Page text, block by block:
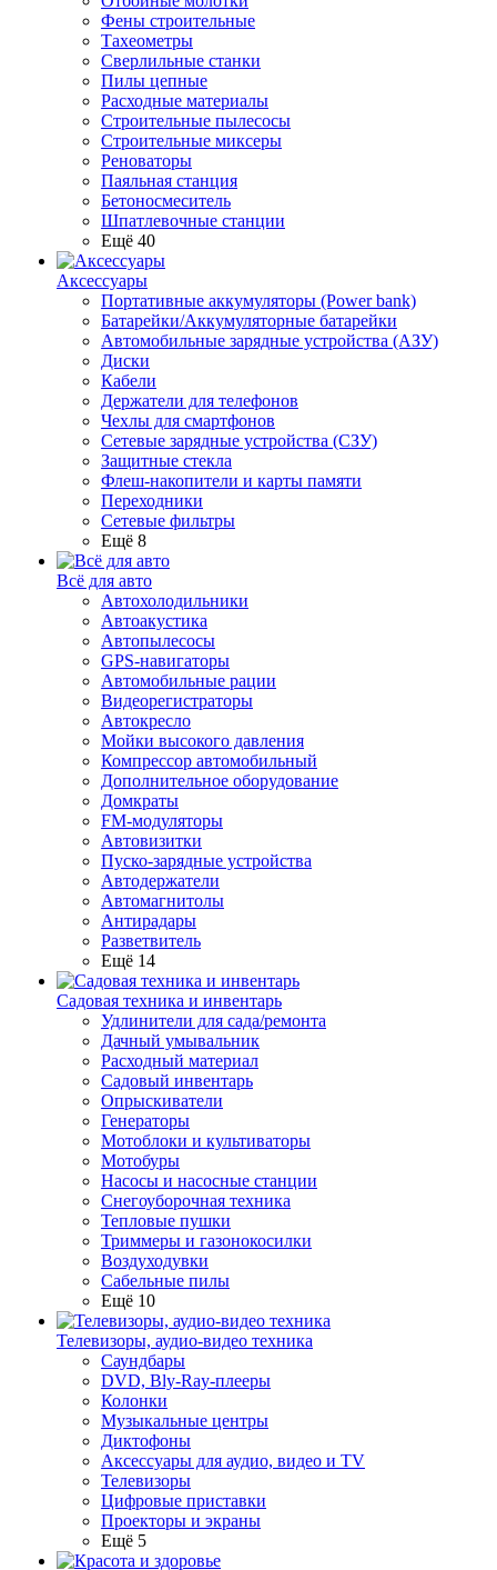
Фены строительные
Тахеометры
Сверлильные станки
Пилы цепные
Расходные материалы
Строительные пылесосы
Строительные миксеры
Реноваторы
Паяльная станция
Бетоносмеситель
Шпатлевочные станции
Ещё 40
Аксессуары
Портативные аккумуляторы (Power bank)
Батарейки/Аккумуляторные батарейки
Автомобильные зарядные устройства (АЗУ)
Диски
Кабели
Держатели для телефонов
Чехлы для смартфонов
Сетевые зарядные устройства (СЗУ)
Защитные стекла
Флеш-накопители и карты памяти
Переходники
Сетевые фильтры
Ещё 8
Всё для авто
Автохолодильники
Автоакустика
Автопылесосы
GPS-навигаторы
Автомобильные рации
Видеорегистраторы
Автокресло
Мойки высокого давления
Компрессор автомобильный
Дополнительное оборудование
Домкраты
FM-модуляторы
Автовизитки
Пуско-зарядные устройства
Автодержатели
Автомагнитолы
Антирадары
Разветвитель
Ещё 14
Садовая техника и инвентарь
Удлинители для сада/ремонта
Дачный умывальник
Расходный материал
Садовый инвентарь
Опрыскиватели
Генераторы
Мотоблоки и культиваторы
Мотобуры
Насосы и насосные станции
Снегоуборочная техника
Тепловые пушки
Триммеры и газонокосилки
Воздуходувки
Сабельные пилы
Ещё 10
Телевизоры, аудио-видео техника
Саундбары
DVD, Bly-Ray-плееры
Колонки
Музыкальные центры
Диктофоны
Аксессуары для аудио, видео и TV
Телевизоры
Цифровые приставки
Проекторы и экраны
Ещё 5